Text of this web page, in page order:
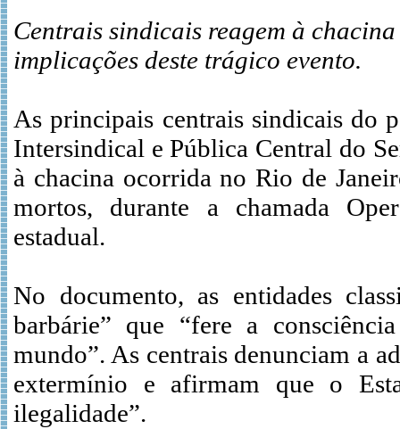
Centrais sindicais reagem à
implicações deste trágico evento.
As principais centrais sindicais do
Intersindical e Pública Central do
à chacina ocorrida no Rio de
mortos, durante a chamada
estadual.
No documento, as entidades
barbárie” que “fere a
mundo”. As centrais denunciam a
extermínio e afirmam que o
ilegalidade”.